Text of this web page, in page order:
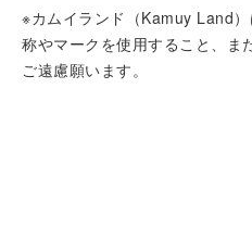
※カムイランド（Kamuy Land）
称やマークを使用すること、ま
ご遠慮願います。